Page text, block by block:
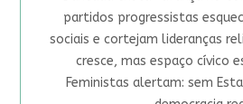
partidos progressistas
sociais e cortejam lideranças
cresce, mas espaço cívico
Feministas alertam: sem